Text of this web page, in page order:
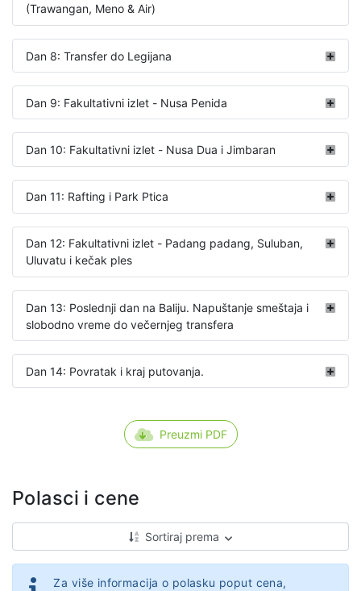
(Trawangan, Meno & Air)
Dan 8: Transfer do Legijana
Dan 9: Fakultativni izlet - Nusa Penida
Dan 10: Fakultativni izlet - Nusa Dua i Jimbaran
Dan 11: Rafting i Park Ptica
Dan 12: Fakultativni izlet - Padang padang, Suluban,
Uluvatu i kečak ples
Dan 13: Poslednji dan na Baliju. Napuštanje smeštaja i
slobodno vreme do večernjeg transfera
Dan 14: Povratak i kraj putovanja.
Preuzmi PDF
Polasci i cene
Sortiraj prema
Za više informacija o polasku poput cena,